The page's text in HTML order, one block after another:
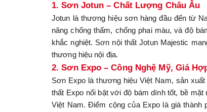
1. Sơn Jotun – Chất Lượng Châu Âu
Jotun là thương hiệu sơn hàng đầu đến từ
năng chống thấm, chống phai màu, và độ
khắc nghiệt. Sơn nội thất Jotun Majestic
thương hiệu nội địa.
2. Sơn Expo – Công Nghệ Mỹ, Giá
Sơn Expo là thương hiệu Việt Nam, sản
thất Expo nổi bật với độ bám dính tốt, bề
Việt Nam. Điểm cộng của Expo là giá